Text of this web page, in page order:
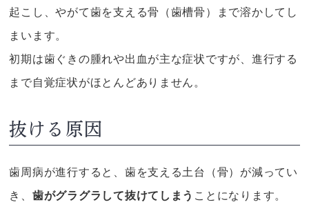
起こし、やがて歯を支える骨（歯槽骨）まで溶かしてし
まいます。
初期は歯ぐきの腫れや出血が主な症状ですが、進行する
まで自覚症状がほとんどありません。
抜ける原因
歯周病が進行すると、歯を支える土台（骨）が減ってい
き、 歯がグラグラして抜けてしまう ことになります。